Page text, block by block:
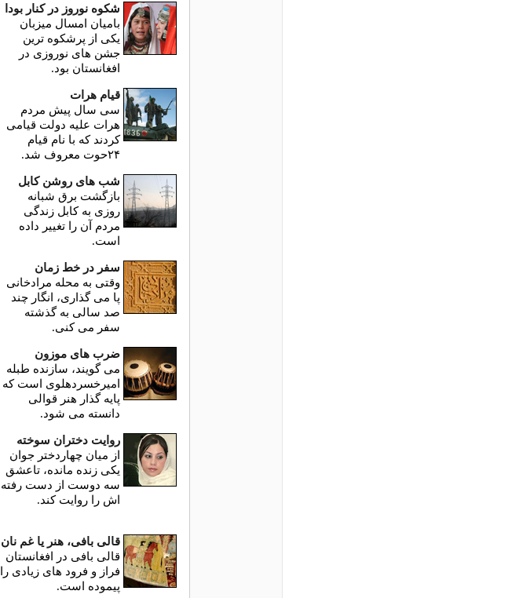
شکوه نوروز در کنار بودا
بامیان امسال میزبان
یکی از پرشکوه ترین
جشن های نوروزی در
افغانستان بود.
قیام هرات
سی سال پیش مردم
هرات علیه دولت قیامی
کردند که با نام قیام
۲۴حوت معروف شد.
شب های روشن کابل
بازگشت برق شبانه
روزی به کابل زندگی
مردم آن را تغییر داده
است.
سفر در خط زمان
وقتی به محله مرادخانی
پا می گذاری، انگار چند
صد سالی به گذشته
سفر می کنی.
ضرب های موزون
می گویند، سازنده طبله
امیرخسردهلوی است که
پايه گذار هنر قوالی
دانسته می شود.
روایت دختران سوخته
از ميان چهاردختر جوان
یکی زنده مانده، تاعشق
سه دوست از دست رفته
اش را روایت کند.
قالی بافی، هنر یا غم نان
قالی بافی در افغانستان
فراز و فرود های زیادی را
پیموده است.